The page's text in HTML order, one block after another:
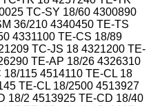
TC-SY 18/60 4300890
36/210 4340450 TE-TS
4331100 TE-CS 18/89
TC-JS 18 4321200 TE-
TE-AP 18/26 4326310
115 4514110 TE-CL 18
TE-CL 18/2500 4513927
18/2 4513925 TE-CD 18/40